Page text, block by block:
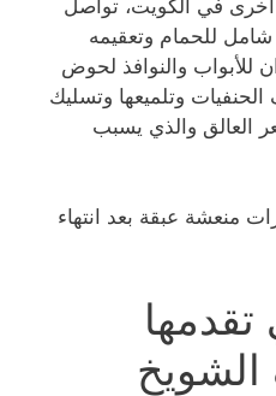
أخرى في الكويت، تواصل
للحمام وتعقيمه
للأبواب والنوافذ لحوض
الحنفيات وتلميعها وتسليك
العالق والذي يسبب
منعشة عبقة بعد انتهاء